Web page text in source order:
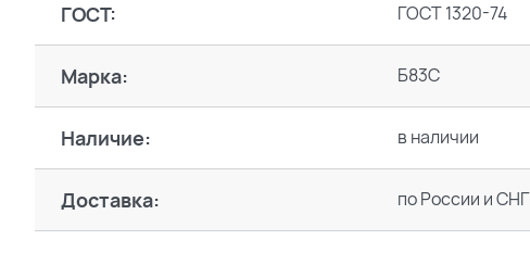
ГОСТ: ГОСТ 1320-74
Марка: Б83С
Наличие: в наличии
Доставка: по России и СНГ